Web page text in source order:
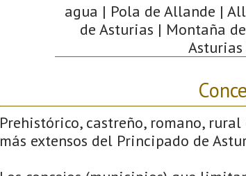
agua | Pola de Allande |
de Asturias | Montaña
Asturias
Prehistórico, castreño, romano,
más extensos del Principado de